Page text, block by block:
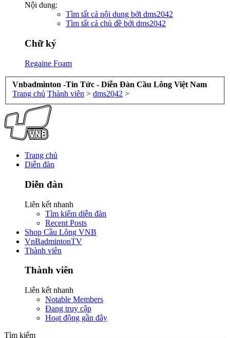
Nội dung:
Tìm tất cả nội dung bởi dms2042
Tìm tất cả chủ đề bởi dms2042
Chữ ký
Regaine Foam
Vnbadminton -Tin Tức - Diễn Đàn Cầu Lông Việt Nam
Trang chủ Thành viên > dms2042 >
Trang chủ
Diễn đàn
Diễn đàn
Liên kết nhanh
Tìm kiếm diễn đàn
Recent Posts
Shop Cầu Lông VNB
VnBadmintonTV
Thành viên
Thành viên
Liên kết nhanh
Notable Members
Đang truy cập
Hoạt động gần đây
Tìm kiếm